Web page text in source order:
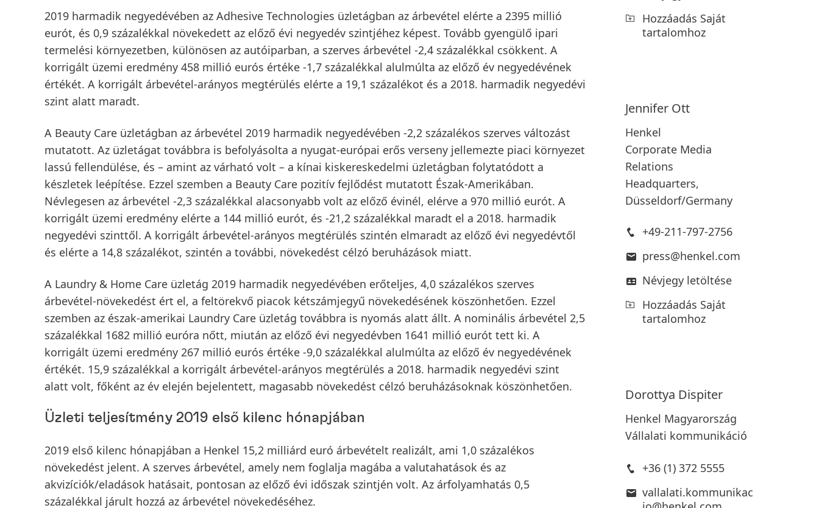
2019 harmadik negyedévében az Adhesive Technologies üzletágban az árbevétel elérte a 2395 millió
eurót, és 0,9 százalékkal növekedett az előző évi negyedév szintjéhez képest. Tovább gyengülő ipari
termelési környezetben, különösen az autóiparban, a szerves árbevétel -2,4 százalékkal csökkent. A
korrigált üzemi eredmény 458 millió eurós értéke -1,7 százalékkal alulmúlta az előző év negyedévének
értékét. A korrigált árbevétel-arányos megtérülés elérte a 19,1 százalékot és a 2018. harmadik negyedévi
szint alatt maradt.
A Beauty Care üzletágban az árbevétel 2019 harmadik negyedévében -2,2 százalékos szerves változást
mutatott. Az üzletágat továbbra is befolyásolta a nyugat-európai erős verseny jellemezte piaci környezet
lassú fellendülése, és – amint az várható volt – a kínai kiskereskedelmi üzletágban folytatódott a
készletek leépítése. Ezzel szemben a Beauty Care pozitív fejlődést mutatott Észak-Amerikában.
Névlegesen az árbevétel -2,3 százalékkal alacsonyabb volt az előző évinél, elérve a 970 millió eurót. A
korrigált üzemi eredmény elérte a 144 millió eurót, és -21,2 százalékkal maradt el a 2018. harmadik
negyedévi szinttől. A korrigált árbevétel-arányos megtérülés szintén elmaradt az előző évi negyedévtől
és elérte a 14,8 százalékot, szintén a további, növekedést célzó beruházások miatt.
A Laundry & Home Care üzletág 2019 harmadik negyedévében erőteljes, 4,0 százalékos szerves
árbevétel-növekedést ért el, a feltörekvő piacok kétszámjegyű növekedésének köszönhetően. Ezzel
szemben az észak-amerikai Laundry Care üzletág továbbra is nyomás alatt állt. A nominális árbevétel 2,5
százalékkal 1682 millió euróra nőtt, miután az előző évi negyedévben 1641 millió eurót tett ki. A
korrigált üzemi eredmény 267 millió eurós értéke -9,0 százalékkal alulmúlta az előző év negyedévének
értékét. 15,9 százalékkal a korrigált árbevétel-arányos megtérülés a 2018. harmadik negyedévi szint
alatt volt, főként az év elején bejelentett, magasabb növekedést célzó beruházásoknak köszönhetően.
Üzleti teljesítmény 2019 első kilenc hónapjában
2019 első kilenc hónapjában a Henkel 15,2 milliárd euró árbevételt realizált, ami 1,0 százalékos
növekedést jelent. A szerves árbevétel, amely nem foglalja magába a valutahatások és az
akvizíciók/eladások hatásait, pontosan az előző évi időszak szintjén volt. Az árfolyamhatás 0,5
százalékkal járult hozzá az árbevétel növekedéséhez.
Hozzáadás Saját
tartalomhoz
Jennifer Ott
Henkel
Corporate Media
Relations
Headquarters,
Düsseldorf/Germany
+49-211-797-2756
press@henkel.com
Névjegy letöltése
Hozzáadás Saját
tartalomhoz
Dorottya Dispiter
Henkel Magyarország
Vállalati kommunikáció
+36 (1) 372 5555
vallalati.kommunikac